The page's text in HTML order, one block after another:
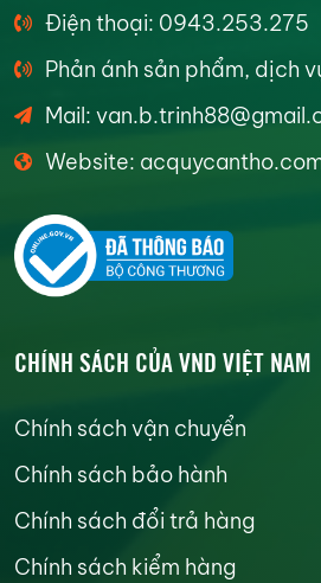
Điện thoại: 0943.253.275
Phản ánh sản phẩm, dịch
Mail:
Website:
CHÍNH SÁCH CỦA VND VIỆT NAM
Chính sách vận chuyển
Chính sách bảo hành
Chính sách đổi trả hàng
Chính sách kiểm hàng